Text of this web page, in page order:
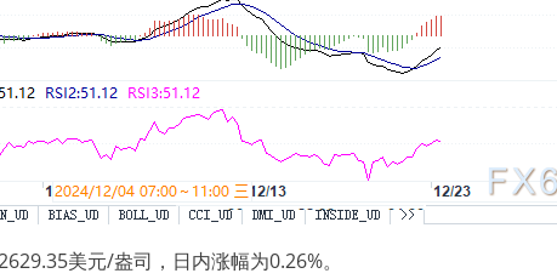
美元/盎司，日内涨幅为0.26%。